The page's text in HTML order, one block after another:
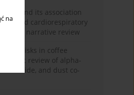
na
and its association
and cardiorespiratory
a narrative review
risks in coffee
review of alpha-
monoxide, and dust co-